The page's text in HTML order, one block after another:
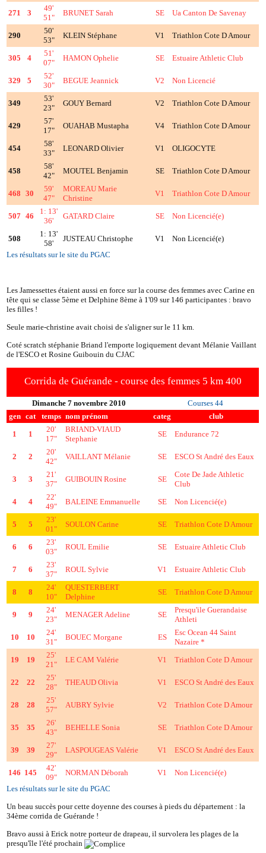
271 3
49'
51"
BRUNET Sarah SE Ua Canton De Savenay
290
50'
53"
KLEIN Stéphane V1 Triathlon Cote D Amour
305 4
51'
07"
HAMON Ophelie SE Estuaire Athletic Club
329 5
52'
30"
BEGUE Jeannick V2 Non Licencié
349
53'
23"
GOUY Bernard V2 Triathlon Cote D Amour
429
57'
17"
OUAHAB Mustapha V4 Triathlon Cote D Amour
454
58'
33"
LEONARD Olivier V1 OLIGOCYTE
458
58'
42"
MOUTEL Benjamin SE Triathlon Cote D Amour
468 30
59'
47"
MOREAU Marie
Christine
V1 Triathlon Cote D Amour
507 46
1: 13'
36'
GATARD Claire SE Non Licencié(e)
508
1: 13'
58'
JUSTEAU Christophe V1
Non Licencié(e)
Les résultats sur le site du PGAC
Les Jamessettes étaient aussi en force sur la course des femmes avec Carine en
tête qui se classe 5ème et Delphine 8ème à 1'09 sur 146 participantes : bravo
les filles !
Seule marie-christine avait choisi de s'aligner sur le 11 km.
Coté scratch stéphanie Briand l'emporte logiquement devant Mélanie Vaillant
de l'ESCO et Rosine Guibouin du CJAC
Corrida de Guérande - course des femmes 5 km 400
Dimanche 7 novembre 2010
Courses 44
gen
cat temps nom prénom categ club
1 1
20'
17"
BRIAND-VIAUD
Stephanie
SE Endurance 72
2 2
20'
42"
VAILLANT Mélanie SE ESCO St André des Eaux
3 3
21'
37"
GUIBOUIN Rosine SE
Cote De Jade Athletic
Club
4 4
22'
49"
BALEINE Emmanuelle SE Non Licencié(e)
5 5
23'
01"
SOULON Carine SE Triathlon Cote D Amour
6 6
23'
03"
ROUL Emilie SE Estuaire Athletic Club
7 6
23'
37"
ROUL Sylvie V1 Estuaire Athletic Club
8 8
24'
10"
QUESTERBERT
Delphine
SE Triathlon Cote D Amour
9 9
24'
23"
MENAGER Adeline SE
Presqu'ile Guerandaise
Athleti
10 10
24'
31"
BOUEC Morgane ES
Esc Ocean 44 Saint
Nazaire *
19 19
25'
21"
LE CAM Valérie V1 Triathlon Cote D Amour
22 22
25'
28"
THEAUD Olivia V1 ESCO St André des Eaux
28 28
25'
57"
AUBRY Sylvie V2 Triathlon Cote D Amour
35 35
26'
43"
BEHELLE Sonia SE Triathlon Cote D Amour
39 39
27'
29"
LASPOUGEAS Valérie V1 ESCO St André des Eaux
146 145
42'
09"
NORMAN Déborah V1
Non Licencié(e)
Les résultats sur le site du PGAC
Un beau succès pour cette doyenne des courses à pieds du département : la
34ème corrida de Guérande !
Bravo aussi à Erick notre porteur de drapeau, il survolera les plages de la
presqu'île l'été prochain